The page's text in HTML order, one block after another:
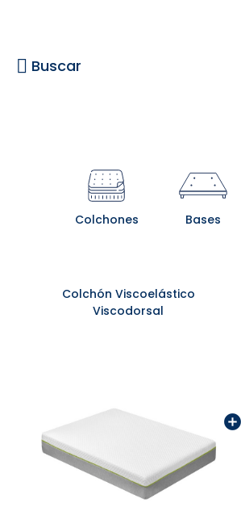
Buscar
Colchones Bases
Colchón Viscoelástico
Viscodorsal